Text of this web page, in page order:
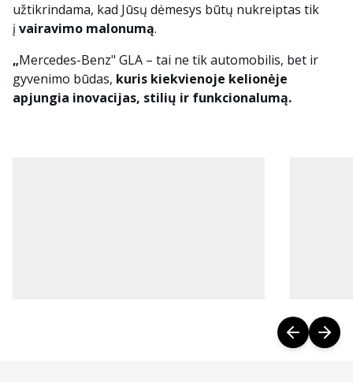
užtikrindama, kad Jūsų dėmesys būtų nukreiptas tik
į vairavimo malonumą.
„Mercedes-Benz" GLA – tai ne tik automobilis, bet ir
gyvenimo būdas, kuris kiekvienoje kelionėje
apjungia inovacijas, stilių ir funkcionalumą.